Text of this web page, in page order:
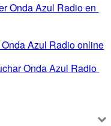
Onda Azul Radio en
Azul Radio online
Onda Azul Radio